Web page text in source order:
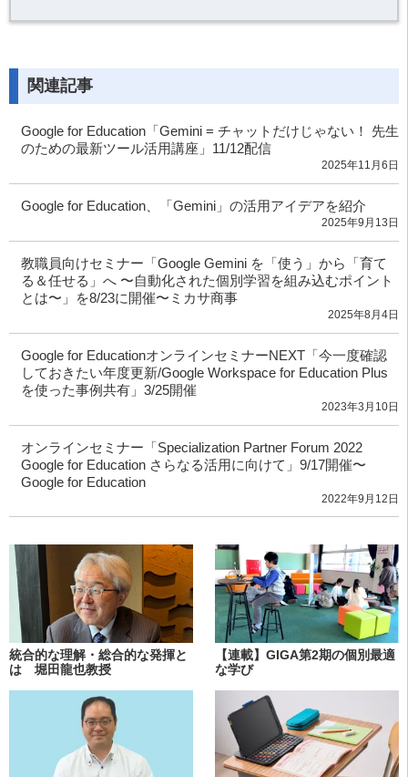
関連記事
Google for Education「Gemini = チャットだけじゃない！ 先生
のための最新ツール活用講座」11/12配信
2025年11月6日
Google for Education、「Gemini」の活用アイデアを紹介
2025年9月13日
教職員向けセミナー「Google Gemini を「使う」から「育て
る＆任せる」へ 〜自動化された個別学習を組み込むポイント
とは〜」を8/23に開催〜ミカサ商事
2025年8月4日
Google for EducationオンラインセミナーNEXT「今一度確認
しておきたい年度更新/Google Workspace for Education Plus
を使った事例共有」3/25開催
2023年3月10日
オンラインセミナー「Specialization Partner Forum 2022
Google for Education さらなる活用に向けて」9/17開催〜
Google for Education
2022年9月12日
統合的な理解・総合的な発揮と
は 堀田龍也教授
【連載】GIGA第2期の個別最適
な学び